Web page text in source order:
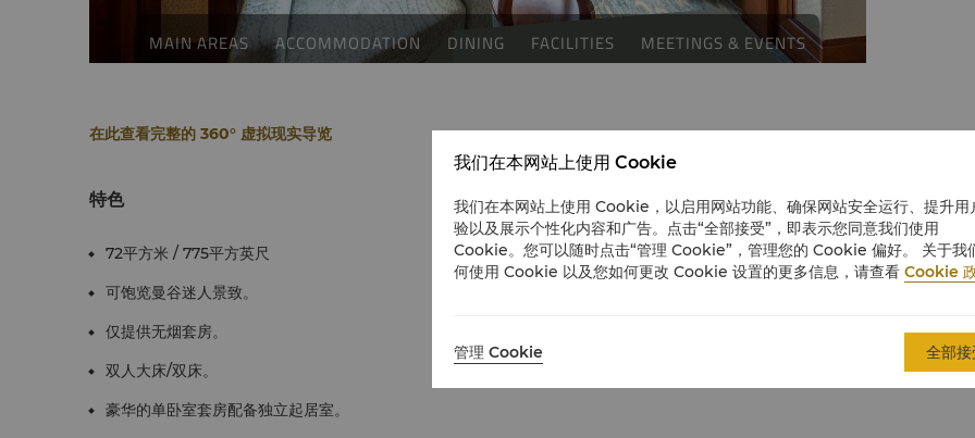
在此查看完整的 360° 虚拟现实导览
特色
72平方米 / 775平方英尺
可饱览曼谷迷人景致。
仅提供无烟套房。
双人大床/双床。
豪华的单卧室套房配备独立起居室。
我们在本网站上使用 Cookie
我们在本网站上使用 Cookie，以启用网站功能、确保网站安全运行、提升用
验以及展示个性化内容和广告。点击“全部接受”，即表示您同意我们使用
Cookie。您可以随时点击“管理 Cookie”，管理您的 Cookie 偏好。 关于我
何使用 Cookie 以及您如何更改 Cookie 设置的更多信息，请查看 Cookie
管理 Cookie 全部接